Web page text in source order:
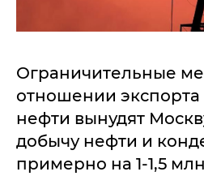
Ограничительные
отношении экспорта
нефти вынудят
добычу нефти и
примерно на 1-1,5